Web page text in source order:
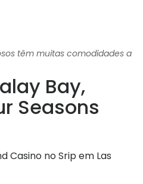
têm muitas comodidades a
Bay,
Seasons